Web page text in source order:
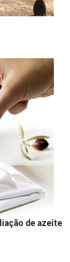
de azeite